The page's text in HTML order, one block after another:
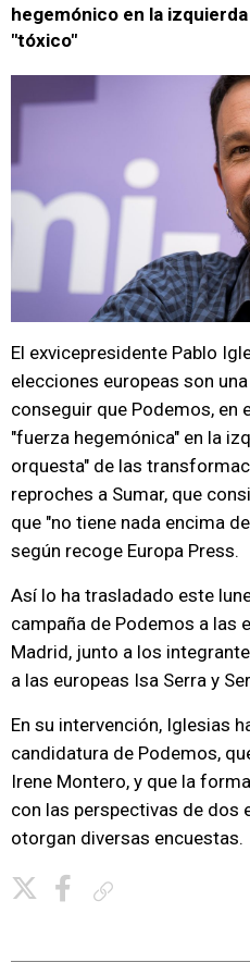
hegemónico en la
"tóxico"
El exvicepresidente Pablo
elecciones europeas son
conseguir que Podemos, en
"fuerza hegemónica" en la
orquesta" de las
reproches a Sumar, que
que "no tiene nada encima
según recoge Europa Press.
Así lo ha trasladado este
campaña de Podemos a las
Madrid, junto a los
a las europeas Isa Serra y
En su intervención, Iglesias
candidatura de Podemos,
Irene Montero, y que la
con las perspectivas de dos
otorgan diversas encuestas.